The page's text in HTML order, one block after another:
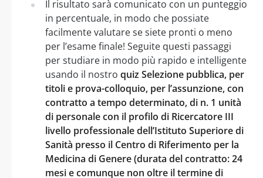
Il risultato sarà comunicato con un punteggio
in percentuale, in modo che possiate
facilmente valutare se siete pronti o meno
per l’esame finale! Seguite questi passaggi
per studiare in modo più rapido e intelligente
usando il nostro quiz Selezione pubblica, per
titoli e prova-colloquio, per l’assunzione, con
contratto a tempo determinato, di n. 1 unità
di personale con il profilo di Ricercatore III
livello professionale dell’Istituto Superiore di
Sanità presso il Centro di Riferimento per la
Medicina di Genere (durata del contratto: 24
mesi e comunque non oltre il termine di